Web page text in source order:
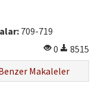
709-719
0
8515
Makaleler